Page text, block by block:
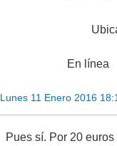
En línea
Lunes 11 Enero 2016
Pues sí. Por 20